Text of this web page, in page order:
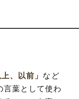
上、以前」 など
言葉として使わ